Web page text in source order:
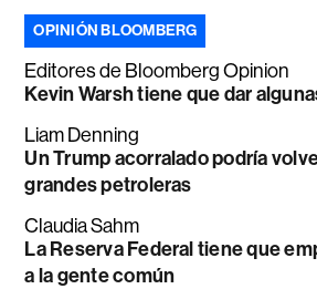
OPINIÓN BLOOMBERG
Editores de Bloomberg Opinion
Kevin Warsh tiene que dar
Liam Denning
Un Trump acorralado podría
grandes petroleras
Claudia Sahm
La Reserva Federal tiene que
a la gente común